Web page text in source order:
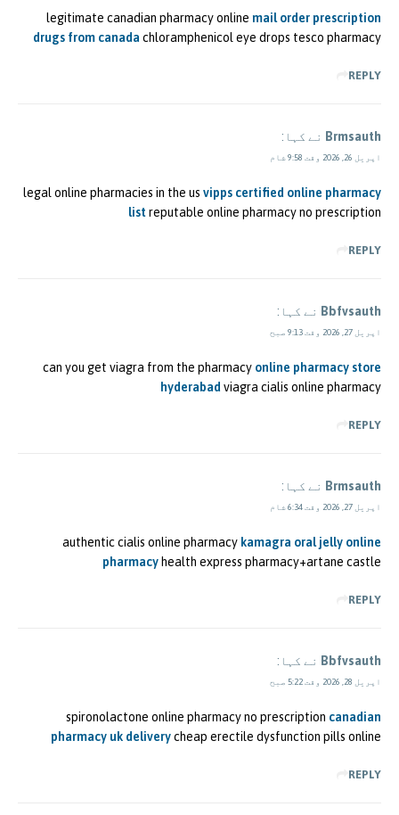
legitimate canadian pharmacy online mail order prescription
drugs from canada chloramphenicol eye drops tesco pharmacy
REPLY
Brmsauth نے کہا:
اپریل 26, 2026 وقت 9:58 شام
legal online pharmacies in the us vipps certified online pharmacy
listreputable online pharmacy no prescription
REPLY
Bbfvsauth نے کہا:
اپریل 27, 2026 وقت 9:13 صبح
can you get viagra from the pharmacy online pharmacy store
hyderabad viagra cialis online pharmacy
REPLY
Brmsauth نے کہا:
اپریل 27, 2026 وقت 6:34 شام
authentic cialis online pharmacy kamagra oral jelly online
pharmacy health express pharmacy+artane castle
REPLY
Bbfvsauth نے کہا:
اپریل 28, 2026 وقت 5:22 صبح
spironolactone online pharmacy no prescription canadian
pharmacy uk deliverycheap erectile dysfunction pills online
REPLY